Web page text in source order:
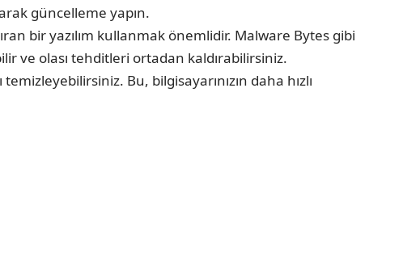
güncelleme yapın.
bir yazılım kullanmak önemlidir. Malware Bytes gibi
ve olası tehditleri ortadan kaldırabilirsiniz.
Bu, bilgisayarınızın daha hızlı